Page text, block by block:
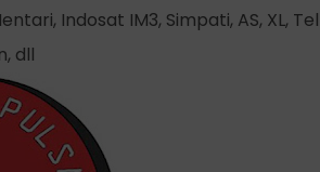
Indosat IM3, Simpati, AS, XL,
dll